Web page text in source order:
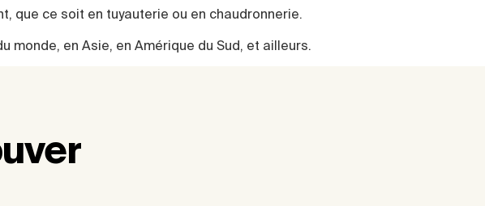
que ce soit en tuyauterie ou en chaudronnerie.
en Asie, en Amérique du Sud, et ailleurs.